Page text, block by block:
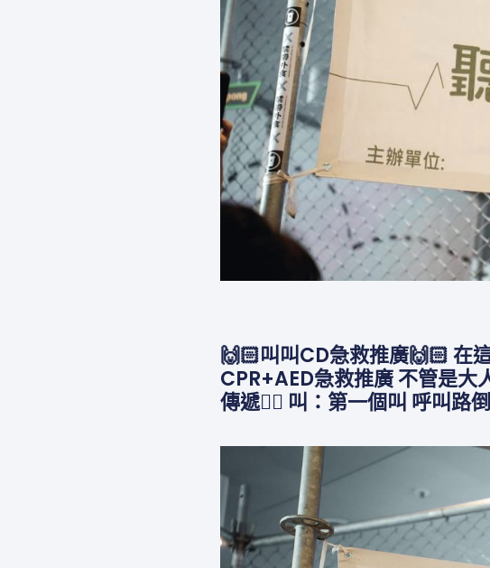
🙌🏻叫叫CD急救推廣🙌🏻 在
CPR+AED急救推廣 不管是大
傳遞❤️‍🔥 叫：第一個叫 呼叫路